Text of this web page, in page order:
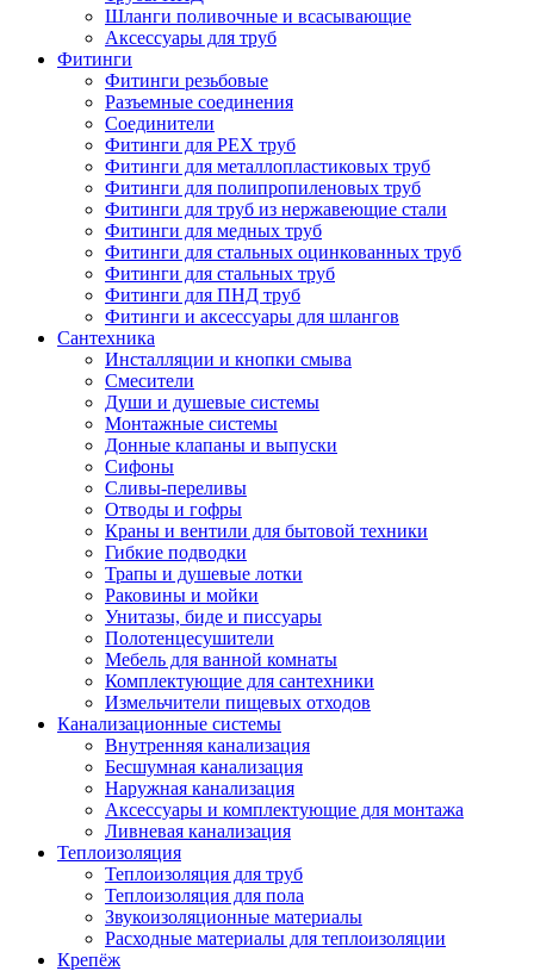
Шланги поливочные и всасывающие
Аксессуары для труб
Фитинги
Фитинги резьбовые
Разъемные соединения
Соединители
Фитинги для PEX труб
Фитинги для металлопластиковых труб
Фитинги для полипропиленовых труб
Фитинги для труб из нержавеющие стали
Фитинги для медных труб
Фитинги для стальных оцинкованных труб
Фитинги для стальных труб
Фитинги для ПНД труб
Фитинги и аксессуары для шлангов
Сантехника
Инсталляции и кнопки смыва
Смесители
Души и душевые системы
Монтажные системы
Донные клапаны и выпуски
Сифоны
Сливы-переливы
Отводы и гофры
Краны и вентили для бытовой техники
Гибкие подводки
Трапы и душевые лотки
Раковины и мойки
Унитазы, биде и писсуары
Полотенцесушители
Мебель для ванной комнаты
Комплектующие для сантехники
Измельчители пищевых отходов
Канализационные системы
Внутренняя канализация
Бесшумная канализация
Наружная канализация
Аксессуары и комплектующие для монтажа
Ливневая канализация
Теплоизоляция
Теплоизоляция для труб
Теплоизоляция для пола
Звукоизоляционные материалы
Расходные материалы для теплоизоляции
Крепёж